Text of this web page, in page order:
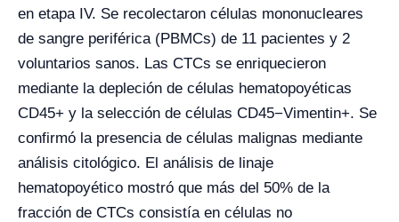
en etapa IV. Se recolectaron células mononucleares
de sangre periférica (PBMCs) de 11 pacientes y 2
voluntarios sanos. Las CTCs se enriquecieron
mediante la depleción de células hematopoyéticas
CD45+ y la selección de células CD45−Vimentin+. Se
confirmó la presencia de células malignas mediante
análisis citológico. El análisis de linaje
hematopoyético mostró que más del 50% de la
fracción de CTCs consistía en células no